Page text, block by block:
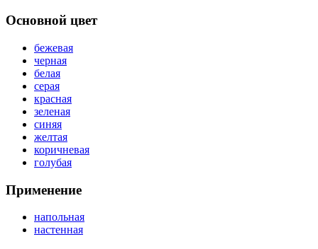
Основной цвет
бежевая
черная
белая
серая
красная
зеленая
синяя
желтая
коричневая
голубая
Применение
напольная
настенная